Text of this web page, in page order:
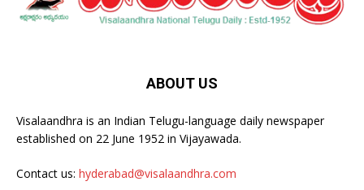
ABOUT US
Visalaandhra is an Indian Telugu-language daily newspaper
established on 22 June 1952 in Vijayawada.
Contact us: hyderabad@visalaandhra.com